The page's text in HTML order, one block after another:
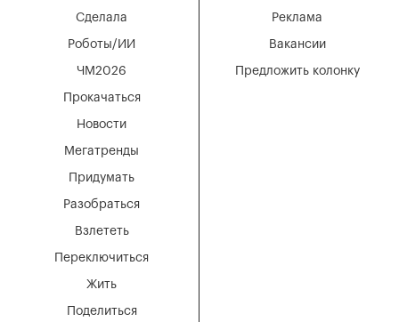
Мегатренды
Придумать
Разобраться
Взлететь
Новости
Переключиться
Жить
Поделиться
Сделала
Роботы/ИИ
ЧМ2026
Прокачаться
Вакансии
Реклама
Предложить колонку